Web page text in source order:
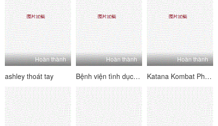
Hoàn thành
ashley thoát tay
Hoàn thành
Bệnh viện tình dục sao lela
Hoàn thành
Katana Kombat Phương pháp chứng mất ngủ